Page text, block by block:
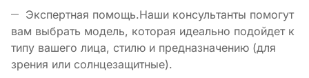
Экспертная помощь.Наши консультанты помогут
вам выбрать модель, которая идеально подойдет к
типу вашего лица, стилю и предназначению (для
зрения или солнцезащитные).